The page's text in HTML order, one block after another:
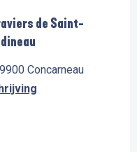
de Saint-
Concarneau